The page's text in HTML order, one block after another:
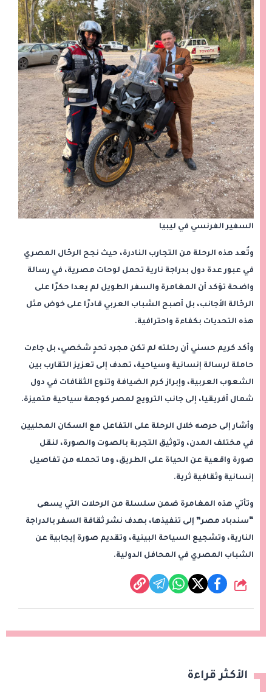
السفير الفرنسي في ليبيا
وتُعد هذه الرحلة من التجارب النادرة، حيث نجح الرحّال المصري
في عبور عدة دول بدراجة نارية تحمل لوحات مصرية، في رسالة
واضحة تؤكد أن المغامرة والسفر الطويل لم يعدا حكرًا على
الرحّالة الأجانب، بل أصبح الشباب العربي قادرًا على خوض مثل
هذه التحديات بكفاءة واحترافية.
وأكد كريم حسني أن رحلته لم تكن مجرد تحدٍ شخصي، بل جاءت
حاملة لرسالة إنسانية وسياحية، تهدف إلى تعزيز التقارب بين
الشعوب العربية، وإبراز كرم الضيافة وتنوع الثقافات في دول
شمال أفريقيا، إلى جانب الترويج لمصر كوجهة سياحية متميزة.
وأشار إلى حرصه خلال الرحلة على التفاعل مع السكان المحليين
في مختلف المدن، وتوثيق التجربة بالصوت والصورة، لنقل
صورة واقعية عن الحياة على الطريق، وما تحمله من تفاصيل
إنسانية وثقافية ثرية.
وتأتي هذه المغامرة ضمن سلسلة من الرحلات التي يسعى
“سندباد مصر” إلى تنفيذها، بهدف نشر ثقافة السفر بالدراجة
النارية، وتشجيع السياحة البينية، وتقديم صورة إيجابية عن
الشباب المصري في المحافل الدولية.
شارك
الأكثر قراءة